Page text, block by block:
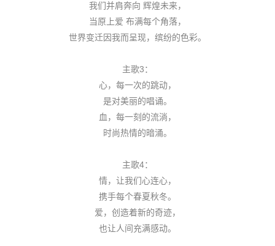
我们并肩奔向 辉煌未来，
当原上爱 布满每个角落，
世界变迁因我而呈现，缤纷的色彩。
主歌3：
心，每一次的跳动，
是对美丽的唱诵。
血，每一刻的流淌，
时尚热情的暗涌。
主歌4：
情，让我们心连心，
携手每个春夏秋冬。
爱，创造着新的奇迹，
也让人间充满感动。